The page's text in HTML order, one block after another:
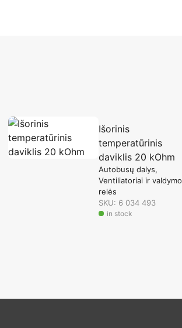
Išorinis
temperatūrinis
daviklis 20 kOhm
Autobusų dalys
Ventiliatoriai ir valdymo
relės
SKU: 6 034 493
in stock